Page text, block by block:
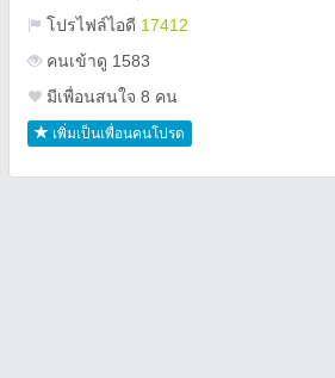
โปรไฟล์ไอดี 17412
คนเข้าดู 1583
มีเพื่อนสนใจ 8 คน
เพิ่มเป็นเพื่อนคนโปรด